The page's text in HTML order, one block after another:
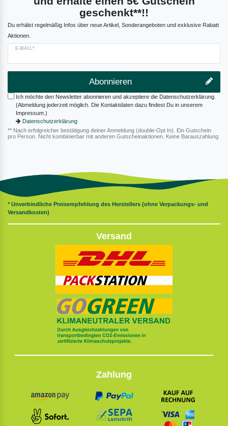
geschenkt**!!
Du erhälst regelmäßig Infos über neue Artikel, Sonderangeboten und exklusive Rabatt
Aktionen.
E-MAIL*
Abonnieren
Ich möchte den Newsletter abonnieren und akzeptiere die Datenschutzerklärung.
(Abmeldung jederzeit möglich. Die Kontaktdaten dazu findest Du in unserem
Impressum.)
Datenschutzerklärung
** Nach erfolgreicher bestätigung deiner Anmeldung (double-Opt In). Ein Gutschein
pro Person. Nicht kombinierbar mit anderen Gutscheinaktionen. Keine Barauszahlung.
* Unverbindliche Preisempfehlung des Herstellers (ohne Verpackungs- und
Versandkosten)
Versand
Zahlung